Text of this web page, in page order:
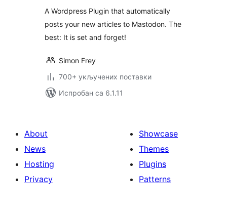
A Wordpress Plugin that automatically
posts your new articles to Mastodon. The
best: It is set and forget!
Simon Frey
700+ укључених поставки
Испробан са 6.1.11
About
News
Hosting
Privacy
Showcase
Themes
Plugins
Patterns